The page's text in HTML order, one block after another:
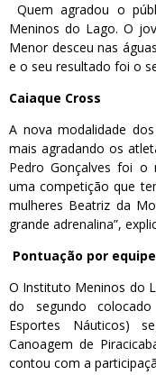
Quem agradou o
Meninos do Lago. O
Menor desceu nas
e o seu resultado foi o
Caiaque Cross
A nova modalidade
mais agradando os
Pedro Gonçalves foi o
uma competição que
mulheres Beatriz da
grande adrenalina”,
Pontuação por
O Instituto Meninos do
do segundo
Esportes Náuticos)
Canoagem de
contou com a